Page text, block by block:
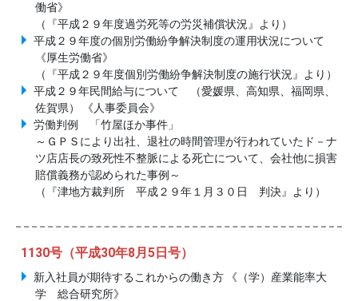
働省》
（『平成２９年度過労死等の労災補償状況』より）
平成２９年度の個別労働紛争解決制度の運用状況について
《厚生労働省》
（『平成２９年度個別労働紛争解決制度の施行状況』より）
平成２９年民間給与について （愛媛県、高知県、福岡県、
佐賀県） 《人事委員会》
労働判例 「竹屋ほか事件」
～ＧＰＳにより出社、退社の時間管理が行われていたド－ナ
ツ店店長の致死性不整脈による死亡について、会社他に損害
賠償義務が認められた事例～
（『津地方裁判所 平成２９年１月３０日 判決』より）
1130号（平成30年8月5日号）
新入社員が期待するこれからの働き方 《（学）産業能率大
学 総合研究所》